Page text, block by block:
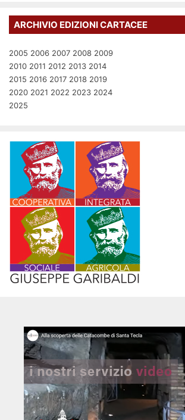
ARCHIVIO EDIZIONI CARTACEE
2005 2006 2007 2008 2009
2010 2011 2012 2013 2014
2015 2016 2017 2018 2019
2020 2021 2022 2023 2024
2025